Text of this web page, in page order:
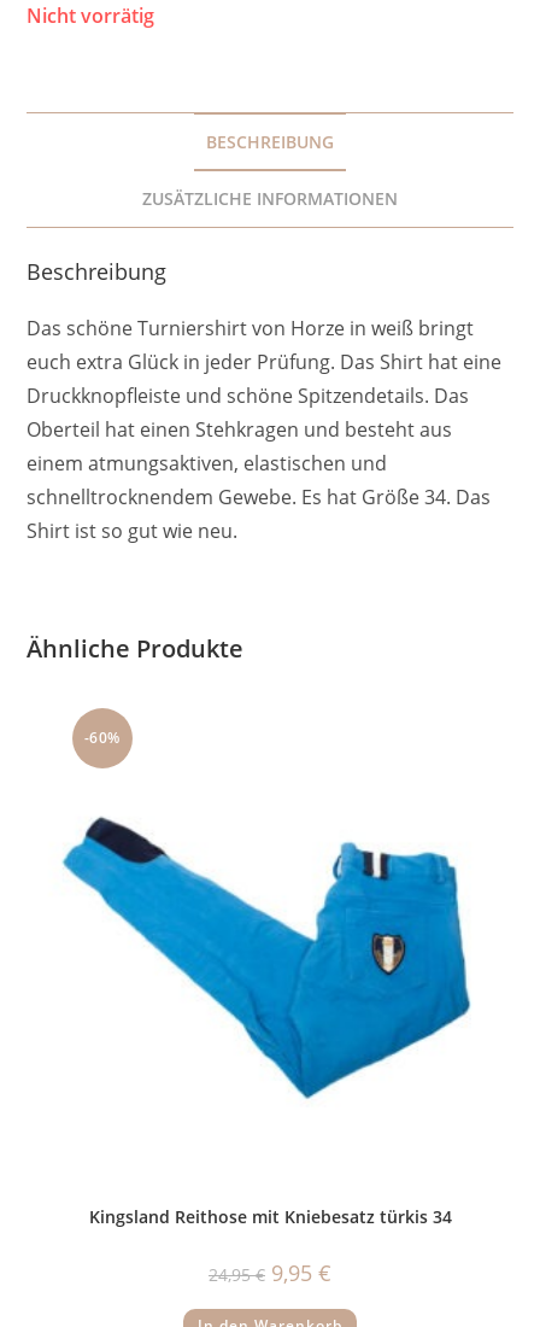
Nicht vorrätig
BESCHREIBUNG
ZUSÄTZLICHE INFORMATIONEN
Beschreibung
Das schöne Turniershirt von Horze in weiß bringt
euch extra Glück in jeder Prüfung. Das Shirt hat eine
Druckknopfleiste und schöne Spitzendetails. Das
Oberteil hat einen Stehkragen und besteht aus
einem atmungsaktiven, elastischen und
schnelltrocknendem Gewebe. Es hat Größe 34. Das
Shirt ist so gut wie neu.
Ähnliche Produkte
-60%
Kingsland Reithose mit Kniebesatz türkis 34
24,95€ Ursprünglicher
Preis
24,95 €
9,95 €
9,95 €.